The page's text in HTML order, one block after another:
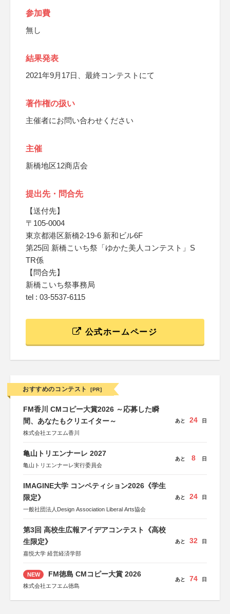
参加費
無し
結果発表
2021年9月17日、最終コンテストにて
著作権の扱い
主催者にお問い合わせください
主催
新橋地区12商店会
提出先・問合先
【送付先】
〒105-0004
東京都港区新橋2-19-6 新和ビル6F
第25回 新橋こいち祭「ゆかた美人コンテスト」S
TR係
【問合先】
新橋こいち祭事務局
tel : 03-5537-6115
公式ホームページ
おすすめのコンテスト [PR]
FM香川 CMコピー大賞2026 ～応募した瞬
間、あなたもクリエイター～
株式会社エフエム香川
あと 24 日
亀山トリエンナーレ 2027
亀山トリエンナーレ実行委員会
あと 8 日
IMAGINE大学 コンペティション2026《学生
限定》
一般社団法人Design Association Liberal Arts協会
あと 24 日
第3回 高校生広報アイデアコンテスト《高校
生限定》
嘉悦大学 経営経済学部
あと 32 日
NEW FM徳島 CMコピー大賞 2026
株式会社エフエム徳島
あと 74 日